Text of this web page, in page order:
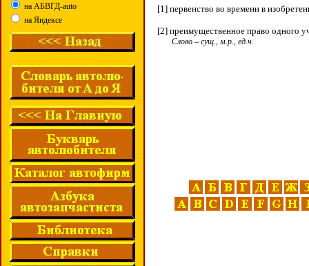
на АБВГД-auto
на Яндексе
[1] первенство во времени в
[2] преимущественное право одного
Слово – сущ., м.р., ед.ч.